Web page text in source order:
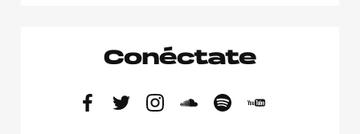
Conéctate